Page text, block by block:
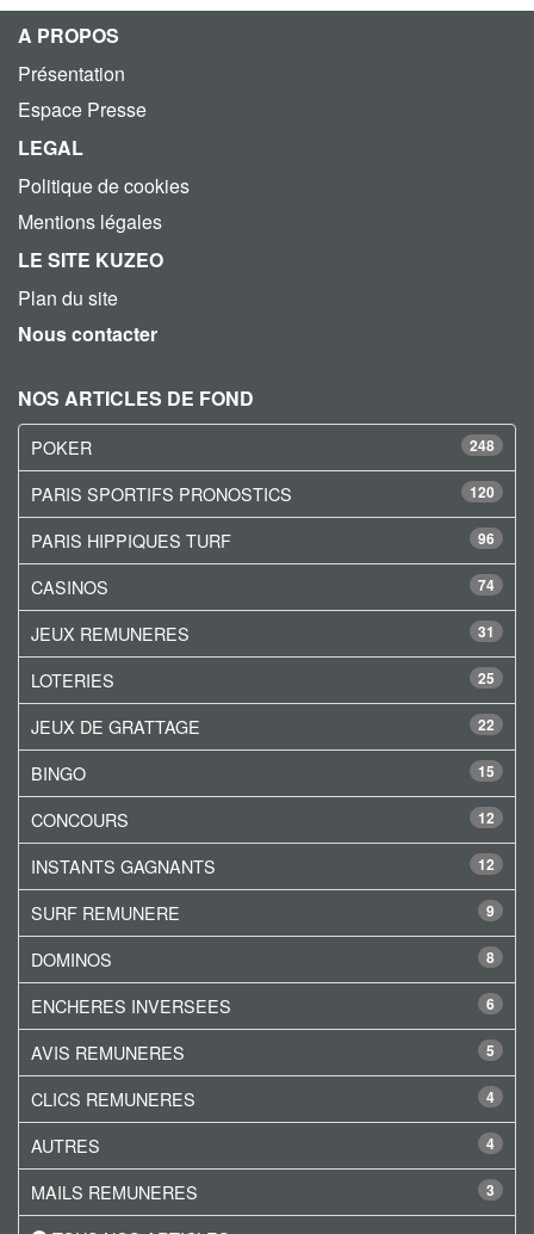
A PROPOS
Présentation
Espace Presse
LEGAL
Politique de cookies
Mentions légales
LE SITE KUZEO
Plan du site
Nous contacter
NOS ARTICLES DE FOND
248
POKER
120
PARIS SPORTIFS PRONOSTICS
96
PARIS HIPPIQUES TURF
74
CASINOS
31
JEUX REMUNERES
25
LOTERIES
22
JEUX DE GRATTAGE
15
BINGO
12
CONCOURS
12
INSTANTS GAGNANTS
9
SURF REMUNERE
8
DOMINOS
6
ENCHERES INVERSEES
5
AVIS REMUNERES
4
CLICS REMUNERES
4
AUTRES
3
MAILS REMUNERES